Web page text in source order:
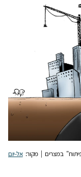
במצרים | מקור:אל-יום